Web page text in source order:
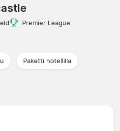
Premier League
Paketti hotellilla